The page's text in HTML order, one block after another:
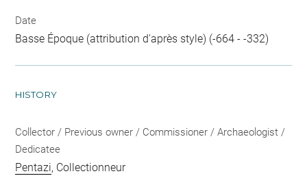
Date
Basse Époque (attribution d'après style) (-664 - -332)
HISTORY
Collector / Previous owner / Commissioner / Archaeologist /
Dedicatee
Pentazi, Collectionneur